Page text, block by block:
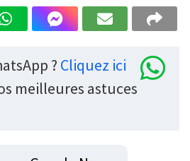
? Cliquez ici
meilleures astuces